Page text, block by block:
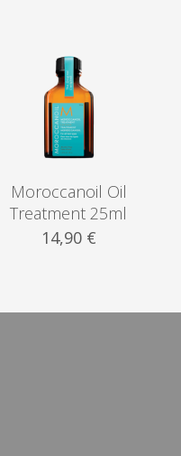
Moroccanoil Oil
Treatment 25ml
14,90 €